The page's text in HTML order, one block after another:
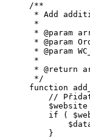
/**
* Add
*
* @param
* @param
* @param
*
* @return
*/
function
// Přidat
$website
if (
}